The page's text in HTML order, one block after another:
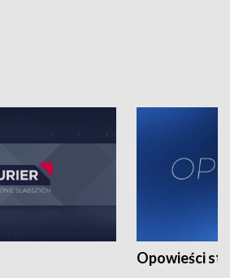
Opowieści